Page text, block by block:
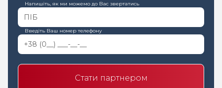
Напишіть, як ми можемо до Вас звертатись
Введіть Ваш номер телефону
Стати партнером